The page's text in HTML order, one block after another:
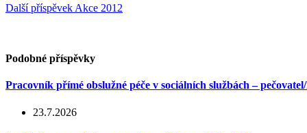
Další příspěvek Akce 2012
Podobné příspěvky
Pracovník přímé obslužné péče v sociálních službách –
23.7.2026